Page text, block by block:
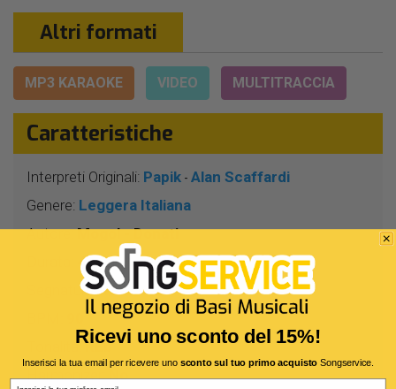
Altri formati
MP3 KARAOKE VIDEO MULTITRACCIA
Caratteristiche
Interpreti Originali: Papik - Alan Scaffardi
Genere: Leggera Italiana
Autore:Mogol - Donati
4 Min 16 Sec
Segnatura:4/4
Tonalità: REb
Harmonizer:No
Ricevi uno sconto del 15%!
Inserisci la tua email per ricevere uno sconto sul tuo primo acquistoSongservice.